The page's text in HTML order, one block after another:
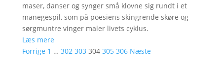
maser, danser og synger små klovne sig rundt i et
manegespil, som på poesiens skingrende skøre og
sørgmuntre vinger maler livets cyklus.
Læs mere
Forrige 1 … 302 303 304 305 306 Næste